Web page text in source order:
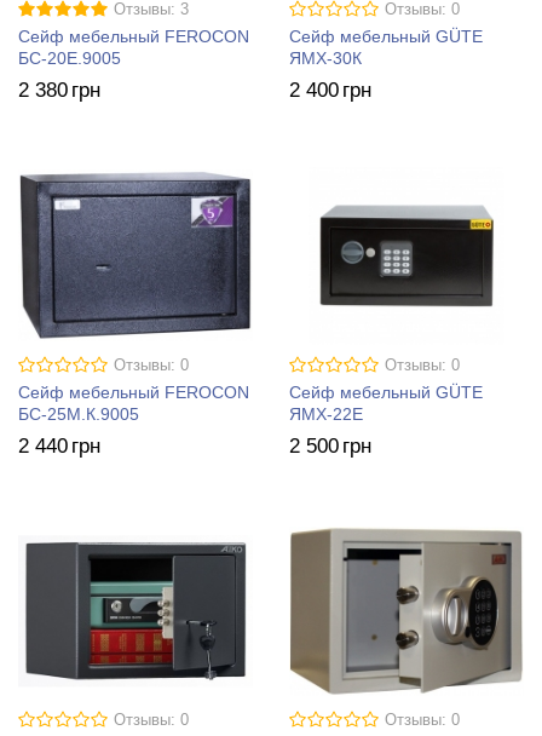
Отзывы: 3
Сейф мебельный FEROCON
БС-20Е.9005
2 380 грн
Отзывы: 0
Сейф мебельный GÜTE
ЯМХ-30К
2 400 грн
Отзывы: 0
Сейф мебельный FEROCON
БС-25М.К.9005
2 440 грн
Отзывы: 0
Сейф мебельный GÜTE
ЯМХ-22Е
2 500 грн
Отзывы: 0 Отзывы: 0